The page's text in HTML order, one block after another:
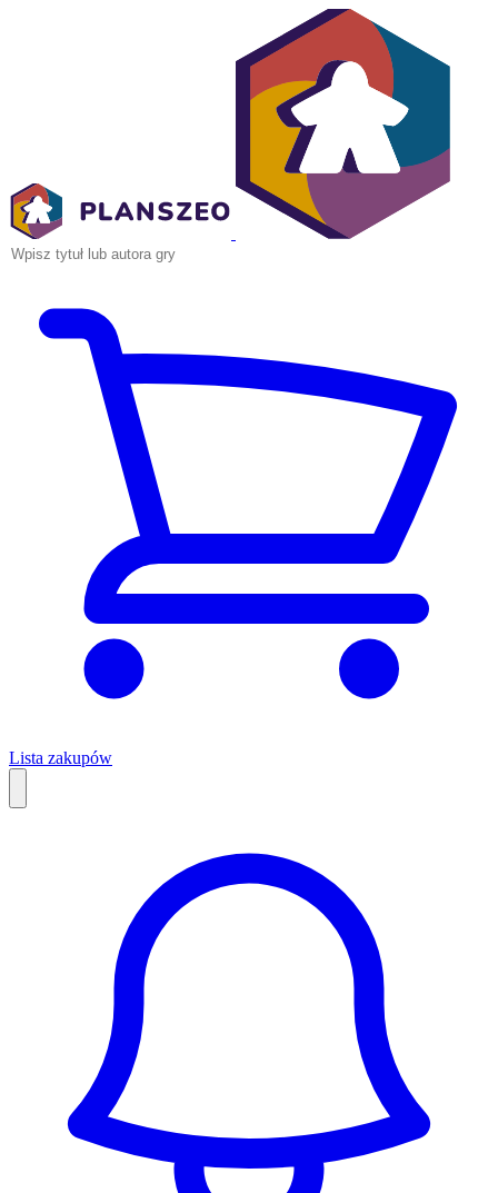
Lista zakupów